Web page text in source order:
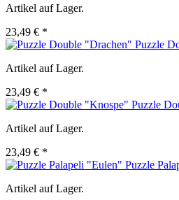
Artikel auf Lager.
23,49 € *
Puzzle
Artikel auf Lager.
23,49 € *
Puzzle
Artikel auf Lager.
23,49 € *
Puzzle
Artikel auf Lager.